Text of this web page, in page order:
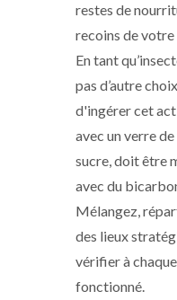
restes de
recoins de votre
En tant
pas d’autre
d'ingérer cet
avec un verre de
sucre, doit être
avec du
Mélangez,
des lieux
vérifier à
fonctionné.